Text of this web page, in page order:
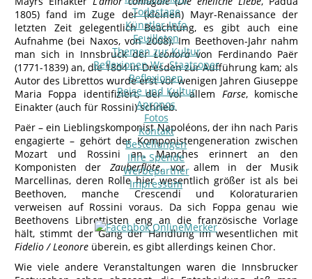
Todestage
Künstler-Info
Feuilleton
Themen zur Kultur
Reflexionen Wr. Staatsoper
Reflexionen
Reise und Kultur
Apropos
Fotos
Kontakt
Bestellungen
Ihre Spende
Werbepartner
Impressum
1805) fand im Zuge der (kleinen) Mayr-Renaissance der
letzten Zeit gelegentlich Beachtung, es gibt auch eine
Aufnahme (bei Naxos, von 2008). Im Beethoven-Jahr nahm
man sich in Innsbruck derLeonoravon Ferdinando Paër
(1771-1839) an, die 1804 in Dresden zur Aufführung kam; als
Autor des Librettos wurde erst vor wenigen Jahren Giuseppe
Maria Foppa identifiziert, der vor allem Farse, komische
Einakter (auch für Rossini) schrieb.
Paër – ein Lieblingskomponist Napoléons, der ihn nach Paris
engagierte – gehört der Komponistengeneration zwischen
Mozart und Rossini an. Manches erinnert an den
Komponisten der Zauberflöte, vor allem in der Musik
Marcellinas, deren Rolle hier wesentlich größer ist als bei
Beethoven, manche Crescendi und Koloraturarien
verweisen auf Rossini voraus. Da sich Foppa genau wie
Beethovens Librettisten eng an die französische Vorlage
hält, stimmt der Gang der Handlung im wesentlichen mit
Fidelio / Leonore überein, es gibt allerdings keinen Chor.
Wie viele andere Veranstaltungen waren die Innsbrucker